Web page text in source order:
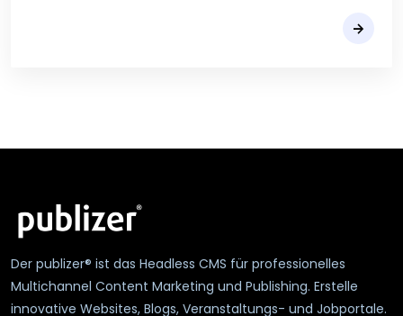
Der publizer® ist das Headless CMS für professionelles
Multichannel Content Marketing und Publishing. Erstelle
innovative Websites, Blogs, Veranstaltungs- und Jobportale.